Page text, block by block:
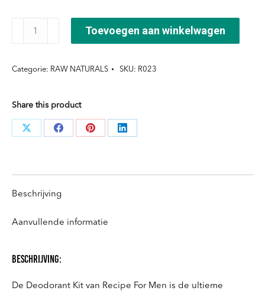
60
aantal
Toevoegen aan winkelwagen
Categorie: RAW NATURALS SKU: R023
Share this product
Deel
Deel
Deel
Deel
Beschrijving
Aanvullende informatie
beschrijving:
De Deodorant Kit van Recipe For Men is de ultieme